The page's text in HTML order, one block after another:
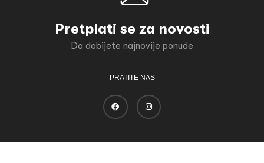
Pretplati se za novosti
Da dobijete najnovije ponude
PRATITE NAS